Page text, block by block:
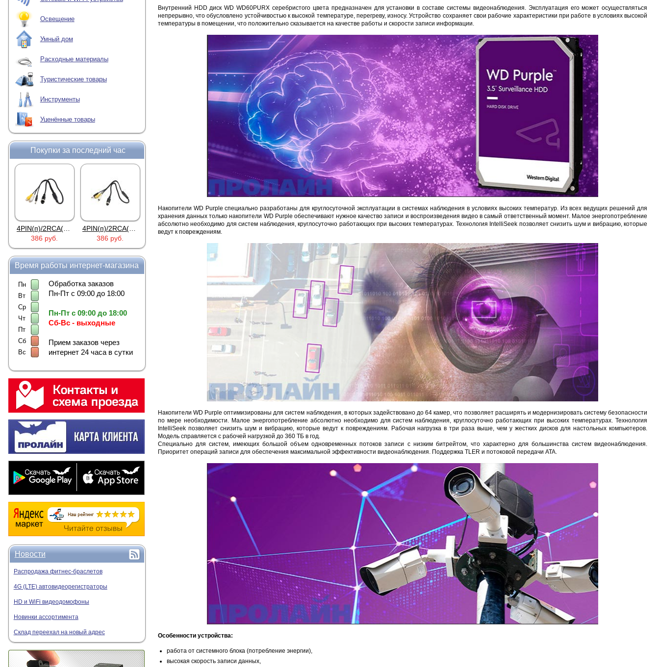
Освещение
Умный дом
Расходные материалы
Туристические товары
Инструменты
Уценённые товары
Покупки за последний час
4PIN(п)/2RCA(м)+DJK-11(п)
386 руб.
4PIN(п)/2RCA(п)+DJK-11(п)
386 руб.
DJK-11Y(1м-2п) U3-1L
DJK-11Y(1м-4п) U3-1Y
Proline HA-CB01
Proline PR-LED0503F2AA RED
Карта EM Marine (тонкая)
EM-Marine N006BB
BL-5C 3.7В/2000мАч
Время работы интернет-магазина
Пн
Вт
Ср
Чт
Пт
Сб
Вс
Обработка заказов
Пн-Пт с 09:00 до 18:00
Пн-Пт с 09:00 до 18:00
Сб-Вс - выходные
Прием заказов через
интернет 24 часа в сутки
Новости
Распродажа фитнес-браслетов
4G (LTE) автовидеорегистраторы
HD и WiFi видеодомофоны
Новинки ассортимента
Склад переехал на новый адрес
Внутренний HDD диск WD WD60PURX серебристого цвета предназначен для установки в составе системы видеонаблюдения. Эксплуатация его может осуществляться
непрерывно, что обусловлено устойчивостью к высокой температуре, перегреву, износу. Устройство сохраняет свои рабочие характеристики при работе в условиях высокой
температуры в помещении, что положительно сказывается на качестве работы и скорости записи информации.
Накопители WD Purple специально разработаны для круглосуточной эксплуатации в системах наблюдения в условиях высоких температур. Из всех ведущих решений для
хранения данных только накопители WD Purple обеспечивают нужное качество записи и воспроизведения видео в самый ответственный момент. Малое энергопотребление
абсолютно необходимо для систем наблюдения, круглосуточно работающих при высоких температурах. Технология IntelliSeek позволяет снизить шум и вибрацию, которые
ведут к повреждениям.
Накопители WD Purple оптимизированы для систем наблюдения, в которых задействовано до 64 камер, что позволяет расширять и модернизировать систему безопасности
по мере необходимости. Малое энергопотребление абсолютно необходимо для систем наблюдения, круглосуточно работающих при высоких температурах. Технология
IntelliSeek позволяет снизить шум и вибрацию, которые ведут к повреждениям. Рабочая нагрузка в три раза выше, чем у жестких дисков для настольных компьютеров.
Модель справляется с рабочей нагрузкой до 360 ТБ в год.
Специально для систем, имеющих большой объем одновременных потоков записи с низким битрейтом, что характерно для большинства систем видеонаблюдения.
Приоритет операций записи для обеспечения максимальной эффективности видеонаблюдения. Поддержка TLER и потоковой передачи ATA.
Особенности устройства:
работа от системного блока (потребление энергии),
высокая скорость записи данных,